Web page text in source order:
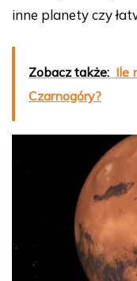
inne planety czy
Zobacz także: Ile
Czarnogóry?